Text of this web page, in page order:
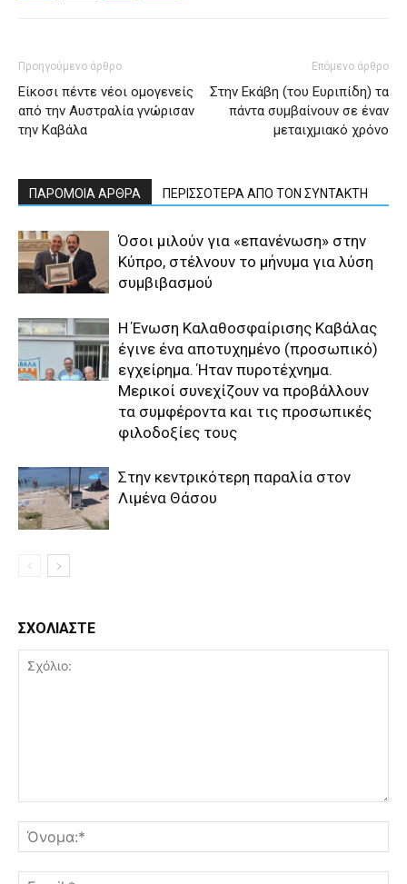
Προηγούμενο άρθρο
Είκοσι πέντε νέοι ομογενείς
από την Αυστραλία γνώρισαν
την Καβάλα
Επόμενο άρθρο
Στην Εκάβη (του Ευριπίδη) τα
πάντα συμβαίνουν σε έναν
μεταιχμιακό χρόνο
ΠΑΡΟΜΟΙΑ ΑΡΘΡΑ ΠΕΡΙΣΣΟΤΕΡΑ ΑΠΟ ΤΟΝ ΣΥΝΤΑΚΤΗ
Όσοι μιλούν για «επανένωση» στην
Κύπρο, στέλνουν το μήνυμα για λύση
συμβιβασμού
Η Ένωση Καλαθοσφαίρισης Καβάλας
έγινε ένα αποτυχημένο (προσωπικό)
εγχείρημα. Ήταν πυροτέχνημα.
Μερικοί συνεχίζουν να προβάλλουν
τα συμφέροντα και τις προσωπικές
φιλοδοξίες τους
Στην κεντρικότερη παραλία στον
Λιμένα Θάσου
ΣΧΟΛΙΑΣΤΕ